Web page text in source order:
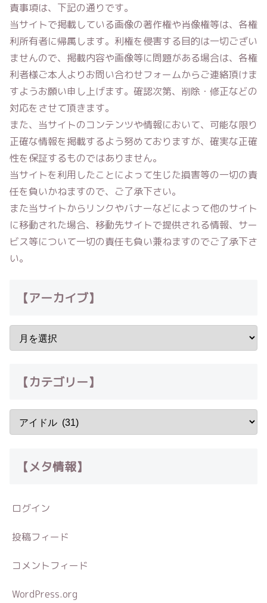
責事項は、下記の通りです。
当サイトで掲載している画像の著作権や肖像権等は、各権
利所有者に帰属します。利権を侵害する目的は一切ござい
ませんので、掲載内容や画像等に問題がある場合は、各権
利者様ご本人よりお問い合わせフォームからご連絡頂けま
すようお願い申し上げます。確認次第、削除・修正などの
対応をさせて頂きます。
また、当サイトのコンテンツや情報において、可能な限り
正確な情報を掲載するよう努めておりますが、確実な正確
性を保証するものではありません。
当サイトを利用したことによって生じた損害等の一切の責
任を負いかねますので、ご了承下さい。
また当サイトからリンクやバナーなどによって他のサイト
に移動された場合、移動先サイトで提供される情報、サー
ビス等について一切の責任も負い兼ねますのでご了承下さ
い。
【アーカイブ】
【カテゴリー】
【メタ情報】
ログイン
投稿フィード
コメントフィード
WordPress.org